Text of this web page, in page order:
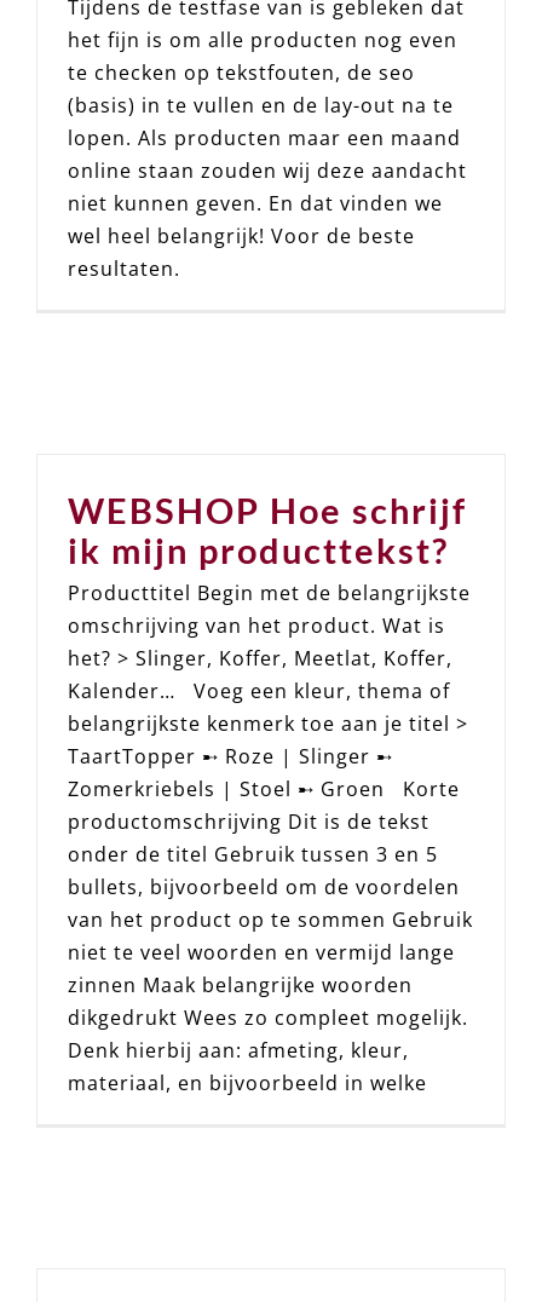
Tijdens de testfase van is gebleken dat
het fijn is om alle producten nog even
te checken op tekstfouten, de seo
(basis) in te vullen en de lay-out na te
lopen. Als producten maar een maand
online staan zouden wij deze aandacht
niet kunnen geven. En dat vinden we
wel heel belangrijk! Voor de beste
resultaten.
WEBSHOP Hoe schrijf
ik mijn producttekst?
Producttitel Begin met de belangrijkste
omschrijving van het product. Wat is
het? > Slinger, Koffer, Meetlat, Koffer,
Kalender… Voeg een kleur, thema of
belangrijkste kenmerk toe aan je titel >
TaartTopper ➸ Roze | Slinger ➸
Zomerkriebels | Stoel ➸ Groen Korte
productomschrijving Dit is de tekst
onder de titel Gebruik tussen 3 en 5
bullets, bijvoorbeeld om de voordelen
van het product op te sommen Gebruik
niet te veel woorden en vermijd lange
zinnen Maak belangrijke woorden
dikgedrukt Wees zo compleet mogelijk.
Denk hierbij aan: afmeting, kleur,
materiaal, en bijvoorbeeld in welke